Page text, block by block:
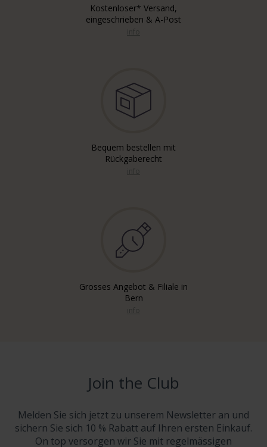
Kostenloser* Versand,
eingeschrieben & A-Post
Bequem bestellen mit
Rückgaberecht
Grosses Angebot & Filiale in
Bern
Join the Club
Melden Sie sich jetzt zu unserem Newsletter an und
sichern Sie sich 10 % Rabatt auf Ihren ersten Einkauf.
On top versorgen wir Sie mit regelmässigen